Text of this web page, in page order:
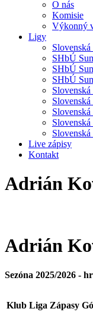
O nás
Komisie
Výkonný
Ligy
SHbÚ
SHbÚ
SHbÚ
Live zápisy
Kontakt
Adrián
Adrián
Sezóna 2025/2026 -
Klub Liga Zápasy